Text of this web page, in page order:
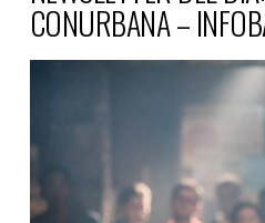
LENNY
BRUCE
CONURBANA –